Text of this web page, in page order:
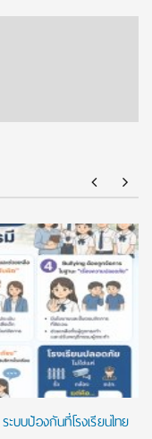
ะบบป้องกันที่โรงเรียนไทย